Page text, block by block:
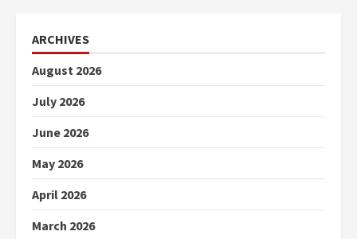
ARCHIVES
August 2026
July 2026
June 2026
May 2026
April 2026
March 2026